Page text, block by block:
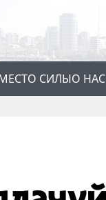
СИЛЫО НАС